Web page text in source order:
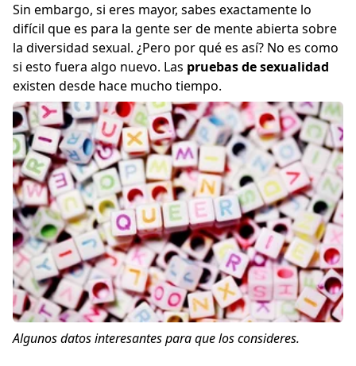
Sin embargo, si eres mayor, sabes exactamente lo
difícil que es para la gente ser de mente abierta sobre
la diversidad sexual. ¿Pero por qué es así? No es como
si esto fuera algo nuevo. Las pruebas de sexualidad
existen desde hace mucho tiempo.
Algunos datos interesantes para que los consideres.